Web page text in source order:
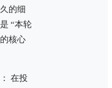
的细
“本轮
核心
在投